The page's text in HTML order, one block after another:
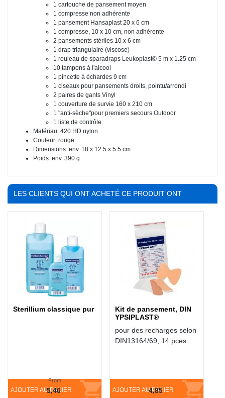
1 cartouche de pansement moyen
1 compresse non adhérente
1 pansement Hansaplast 20 x 6 cm
1 compresse, 10 x 10 cm, non adhérente
2 pansements stériles 10 x 6 cm
1 drap triangulaire (viscose)
1 rouleau de sparadraps Leukoplast© 5 m x 1.25 cm
10 tampons à l'alcool
1 pincette à échardes 9 cm
1 ciseaux pour pansements droits, pointu/arrondi
2 paires de gants Vinyl
1 couverture de survie 160 x 210 cm
1 "anti-sèche"pour premiers secours Outdoor
1 liste de contrôle
Matériau: 420 HD nylon
Couleur: rouge
Dimensions: env. 18 x 12.5 x 5.5 cm
Poids: env. 390 g
LES CLIENTS QUI ONT ACHETÉ CE PRODUIT ONT
Sterillium classique pur
AJOUTER AU PANIER
From
5,40
Kit de pansement, DIN
YPSIPLAST®
pour des recharges selon
DIN13164/69, 14 pces.
AJOUTER AU PANIER
4,85